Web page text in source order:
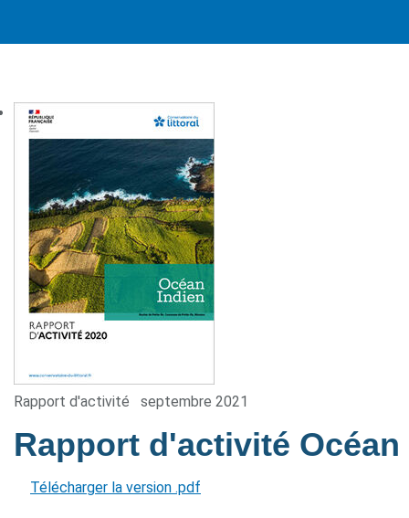
Rapport d'activité septembre 2021
Rapport d'activité
Télécharger la version .pdf